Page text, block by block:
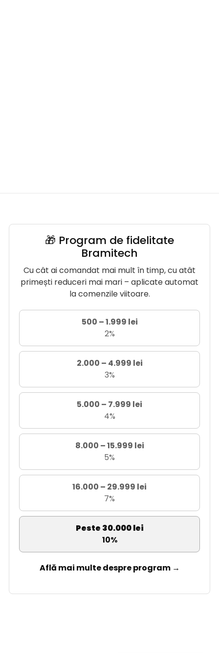
🎁 Program de fidelitate
Bramitech
Cu cât ai comandat mai mult în timp, cu atât
primești reduceri mai mari – aplicate automat
la comenzile viitoare.
500 – 1.999 lei
2%
2.000 – 4.999 lei
3%
5.000 – 7.999 lei
4%
8.000 – 15.999 lei
5%
16.000 – 29.999 lei
7%
Peste 30.000 lei
10%
Află mai multe despre program →